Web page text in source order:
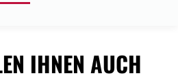
IHNEN AUCH